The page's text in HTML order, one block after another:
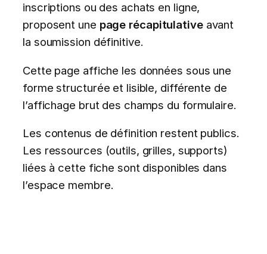
inscriptions ou des achats en ligne,
proposent une page récapitulativeavant
la soumission définitive.
Cette page affiche les données sous une
forme structurée et lisible, différente de
l’affichage brut des champs du formulaire.
Les contenus de définition restent publics.
Les ressources (outils, grilles, supports)
liées à cette fiche sont disponibles dans
l’espace membre.